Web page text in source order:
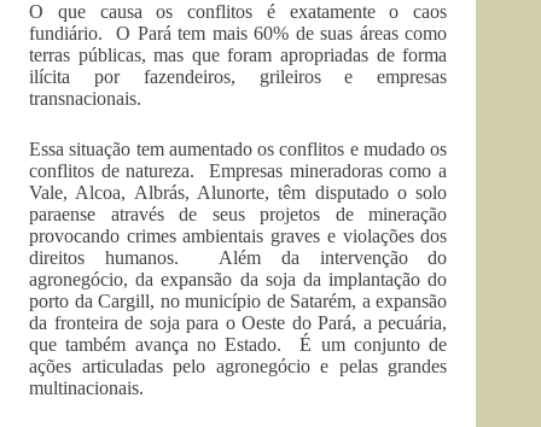
O que causa os conflitos é exatamente o caos
fundiário. O Pará tem mais 60% de suas áreas como
terras públicas, mas que foram apropriadas de forma
ilícita por fazendeiros, grileiros e empresas
transnacionais.
Essa situação tem aumentado os conflitos e mudado os
conflitos de natureza. Empresas mineradoras como a
Vale, Alcoa, Albrás, Alunorte, têm disputado o solo
paraense através de seus projetos de mineração
provocando crimes ambientais graves e violações dos
direitos humanos. Além da intervenção do
agronegócio, da expansão da soja da implantação do
porto da Cargill, no município de Satarém, a expansão
da fronteira de soja para o Oeste do Pará, a pecuária,
que também avança no Estado. É um conjunto de
ações articuladas pelo agronegócio e pelas grandes
multinacionais.